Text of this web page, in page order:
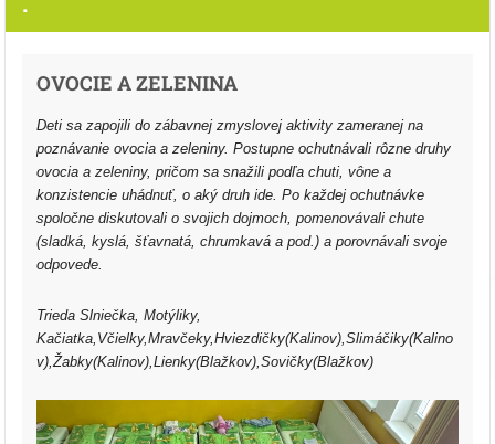
OVOCIE A ZELENINA
Deti sa zapojili do zábavnej zmyslovej aktivity zameranej na
poznávanie ovocia a zeleniny. Postupne ochutnávali rôzne druhy
ovocia a zeleniny, pričom sa snažili podľa chuti, vône a
konzistencie uhádnuť, o aký druh ide. Po každej ochutnávke
spoločne diskutovali o svojich dojmoch, pomenovávali chute
(sladká, kyslá, šťavnatá, chrumkavá a pod.) a porovnávali svoje
odpovede.
Trieda Slniečka, Motýliky,
Kačiatka,Včielky,Mravčeky,Hviezdičky(Kalinov),Slimáčiky(Kalino
v),Žabky(Kalinov),Lienky(Blažkov),Sovičky(Blažkov)